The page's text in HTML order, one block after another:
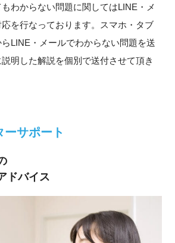
わからない問題に関してはLINE・メ
を行なっております。スマホ・タブ
LINE・メールでわからない問題を送
明した解説を個別で送付させて頂き
ーサポート
ドバイス